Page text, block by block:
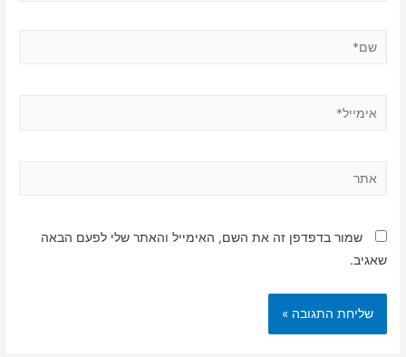
שמור בדפדפן זה את השם, האימייל והאתר שלי לפעם הבאה
שאגיב.